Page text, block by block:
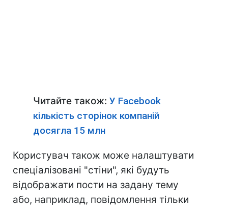
Читайте також: У Facebook
кількість сторінок компаній
досягла 15 млн
Користувач також може налаштувати
спеціалізовані "стіни", які будуть
відображати пости на задану тему
або, наприклад, повідомлення тільки